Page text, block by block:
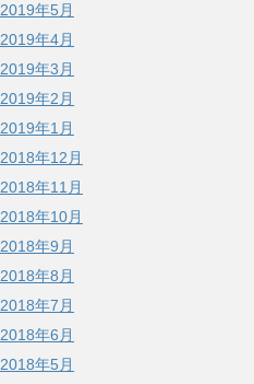
2019年5月
2019年4月
2019年3月
2019年2月
2019年1月
2018年12月
2018年11月
2018年10月
2018年9月
2018年8月
2018年7月
2018年6月
2018年5月